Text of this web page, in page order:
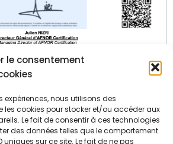
le consentement
expériences, nous utilisons des
les cookies pour stocker et/ou accéder aux
Le fait de consentir à ces technologies
des données telles que le comportement
sur ce site. Le fait de ne pas